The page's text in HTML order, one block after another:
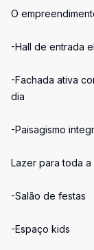
O
-Hall de entrada
-Fachada ativa
dia
-Paisagismo
Lazer para toda a
-Salão de festas
-Espaço kids